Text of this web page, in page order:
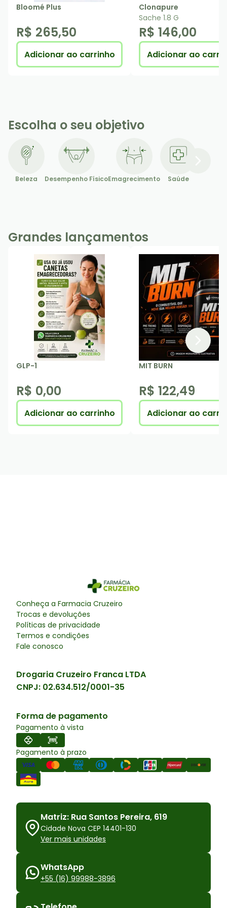
Bloomé Plus
R$ 265,50
Adicionar ao carrinho
Clonapure
Sache 1.8 G
R$ 146,00
Adicionar ao
Escolha o seu objetivo
Beleza Desempenho FísicoEmagrecimento Saúde
Grandes lançamentos
GLP-1
R$ 0,00
Adicionar ao carrinho
MIT BURN
R$ 122,49
Adicionar ao
Conheça a Farmacia Cruzeiro
Trocas e devoluções
Políticas de privacidade
Termos e condições
Fale conosco
Drogaria Cruzeiro Franca LTDA
CNPJ: 02.634.512/0001-35
Forma de pagamento
Pagamento à vista
Pagamento à prazo
Matriz: Rua Santos Pereira, 619
Cidade Nova CEP 14401-130
Ver mais unidades
WhatsApp
+55 (16) 99988-3896